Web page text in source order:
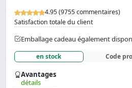
4.95 (9755 commentaires)
Satisfaction totale du client
Emballage cadeau également
en stock Code
Avantages
détails